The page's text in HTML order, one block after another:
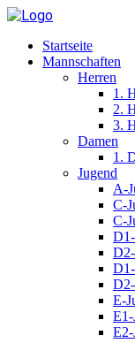
Startseite
Mannschaften
Herren
1.
2.
3.
Damen
1.
Jugend
A-
C-
C-
E-
E1-
E2-